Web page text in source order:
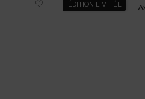
ÉDITION LIMITÉE